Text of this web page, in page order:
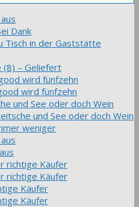
Dank
Tisch in der Gaststätte
(8) – Geliefert
wird fünfzehn
wird fünfzehn
und See oder doch Wein
und See oder doch Wein
weniger
richtige Käufer
richtige Käufer
Käufer
Käufer